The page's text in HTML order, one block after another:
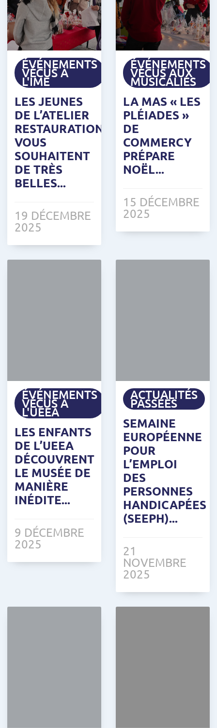
ÉVÉNEMENTS
VÉCUS À
L'IME
LES JEUNES
DE L’ATELIER
RESTAURATION
VOUS
SOUHAITENT
DE TRÈS
BELLES...
19 DÉCEMBRE
2025
ÉVÉNEMENTS
VÉCUS AUX
MUSICALIES
LA MAS « LES
PLÉIADES »
DE
COMMERCY
PRÉPARE
NOËL...
15 DÉCEMBRE
2025
ÉVÉNEMENTS
VÉCUS À
L'UEEA
LES ENFANTS
DE L’UEEA
DÉCOUVRENT
LE MUSÉE DE
MANIÈRE
INÉDITE...
9 DÉCEMBRE
2025
ACTUALITÉS
PASSÉES
SEMAINE
EUROPÉENNE
POUR
L’EMPLOI
DES
PERSONNES
HANDICAPÉES
(SEEPH)...
21
NOVEMBRE
2025